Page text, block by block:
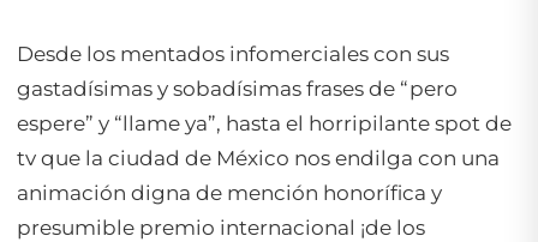
Desde los mentados infomerciales con sus
gastadísimas y sobadísimas frases de “pero
espere” y “llame ya”, hasta el horripilante spot de
tv que la ciudad de México nos endilga con una
animación digna de mención honorífica y
presumible premio internacional ¡de los